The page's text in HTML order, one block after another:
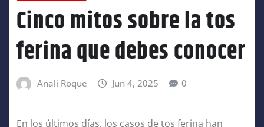
Cinco mitos sobre la tos
ferina que debes conocer
Anali Roque Jun 4, 2025 0
En los últimos días, los casos de tos ferina han